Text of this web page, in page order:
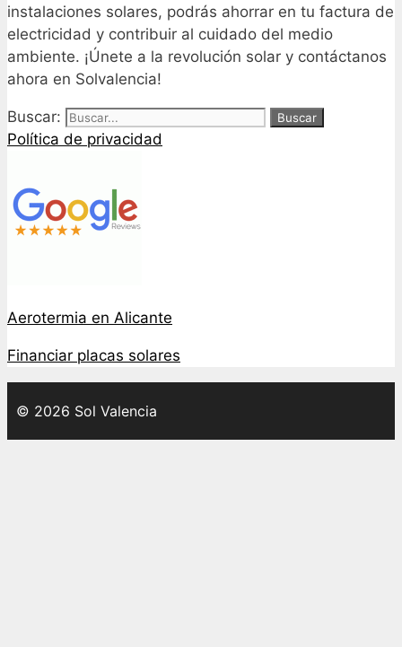
instalaciones solares, podrás ahorrar en tu factura de
electricidad y contribuir al cuidado del medio
ambiente. ¡Únete a la revolución solar y contáctanos
ahora en Solvalencia!
Buscar:
Política de privacidad
Aerotermia en Alicante
Financiar placas solares
© 2026 Sol Valencia